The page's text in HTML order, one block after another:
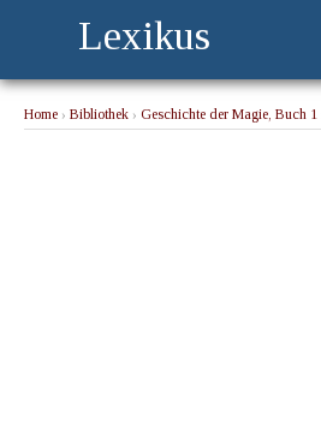
Lexikus
Home › Bibliothek › Geschichte der Magie, Buch 1